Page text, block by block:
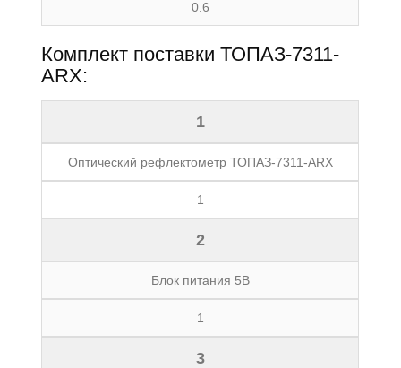
0.6
Комплект поставки ТОПАЗ-7311-
ARX:
1
Оптический рефлектометр ТОПАЗ-7311-ARX
1
2
Блок питания 5В
1
3